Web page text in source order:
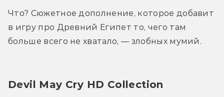
Что? Cюжетное дополнение, которое добавит
в игру про Древний Египет то, чего там
больше всего не хватало, — злобных мумий.
Devil May Cry HD Collection